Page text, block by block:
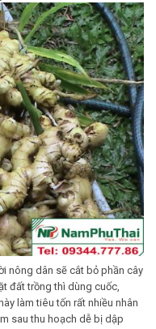
nông dân sẽ cắt bỏ phần cây
đất trồng thì dùng cuốc,
làm tiêu tốn rất nhiều nhân
sau thu hoạch dễ bị dập